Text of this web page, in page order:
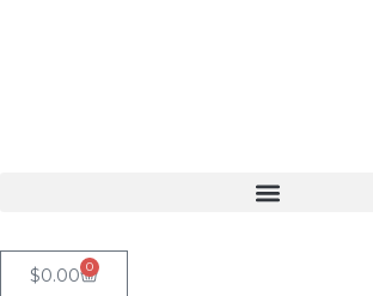
$0.00 0
Cart